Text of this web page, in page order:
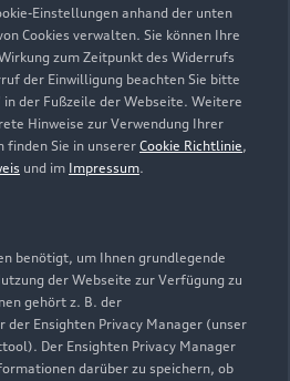
Einstellungen anhand der unten
Cookies verwalten. Sie können Ihre
zum Zeitpunkt des Widerrufs
der Einwilligung beachten Sie bitte
der Fußzeile der Webseite. Weitere
Hinweise zur Verwendung Ihrer
finden Sie in unserer Cookie Richtlinie,
und im Impressum.
benötigt, um Ihnen grundlegende
der Webseite zur Verfügung zu
gehört z. B. der
der Ensighten Privacy Manager (unser
Der Ensighten Privacy Manager
darüber zu speichern, ob
Zurück nach oben